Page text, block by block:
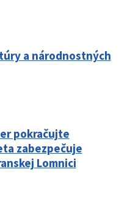
a národnostných
pokračujte
zabezpečuje
Lomnici